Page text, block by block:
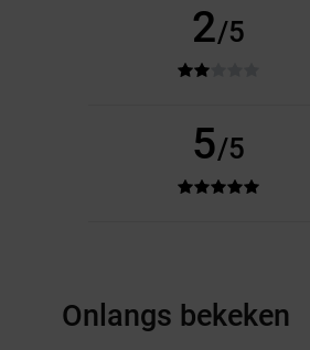
2/5
5/5
Onlangs bekeken